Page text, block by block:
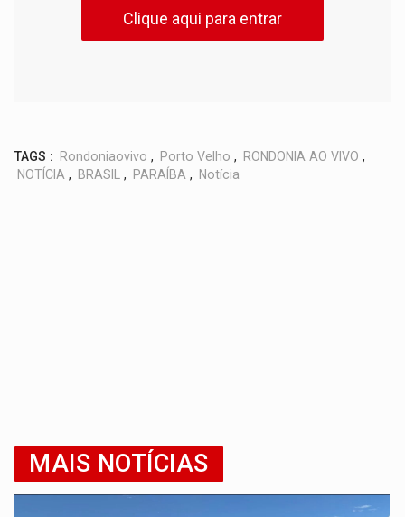
Clique aqui para entrar
TAGS : Rondoniaovivo , Porto Velho , RONDONIA AO VIVO ,
NOTÍCIA , BRASIL , PARAÍBA , Notícia
MAIS NOTÍCIAS